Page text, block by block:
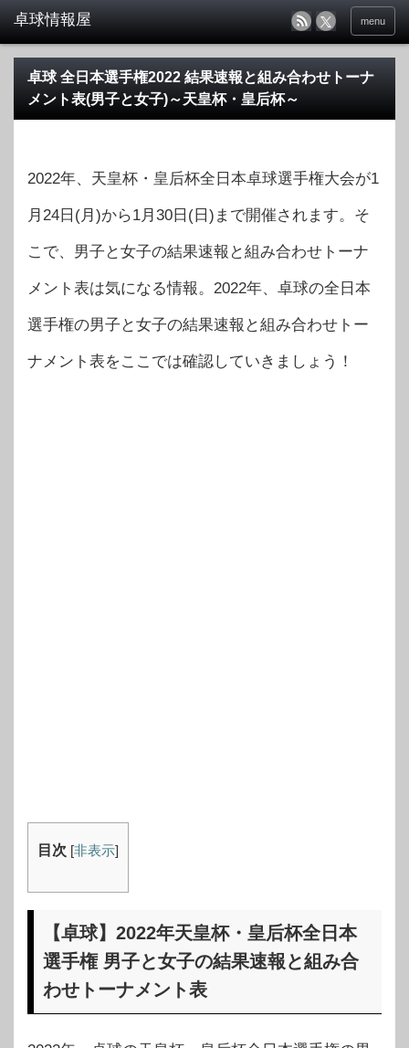
menu
卓球 全日本選手権2022 結果速報と組み合わせトーナ
メント表(男子と女子)～天皇杯・皇后杯～
2022年、天皇杯・皇后杯全日本卓球選手権大会が1
月24日(月)から1月30日(日)まで開催されます。そ
こで、男子と女子の結果速報と組み合わせトーナ
メント表は気になる情報。2022年、卓球の全日本
選手権の男子と女子の結果速報と組み合わせトー
ナメント表をここでは確認していきましょう！
目次 [非表示]
【卓球】2022年天皇杯・皇后杯全日本
選手権 男子と女子の結果速報と組み合
わせトーナメント表